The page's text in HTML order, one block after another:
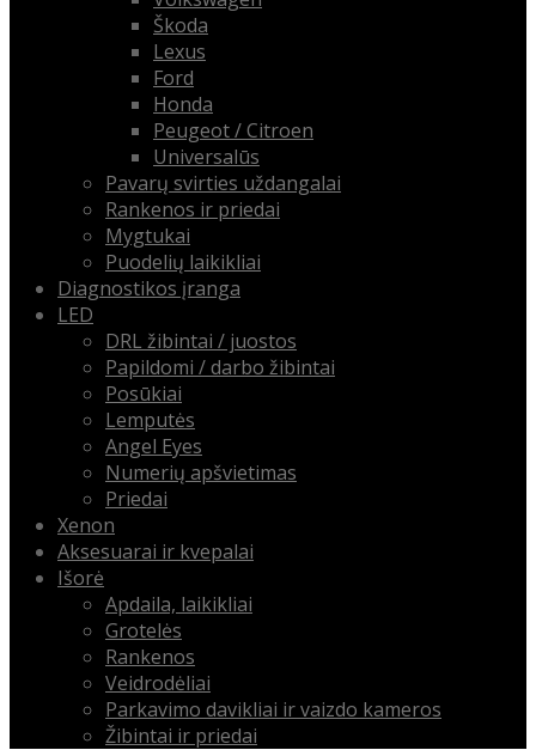
Škoda
Lexus
Ford
Honda
Peugeot / Citroen
Universalūs
Pavarų svirties uždangalai
Rankenos ir priedai
Mygtukai
Puodelių laikikliai
Diagnostikos įranga
LED
DRL žibintai / juostos
Papildomi / darbo žibintai
Posūkiai
Lemputės
Angel Eyes
Numerių apšvietimas
Priedai
Xenon
Aksesuarai ir kvepalai
Išorė
Apdaila, laikikliai
Grotelės
Rankenos
Veidrodėliai
Parkavimo davikliai ir vaizdo kameros
Žibintai ir priedai